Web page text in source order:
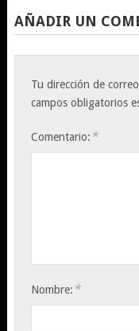
AÑADIR UN
Tu dirección de
campos obligatorios
Comentario: *
Nombre: *